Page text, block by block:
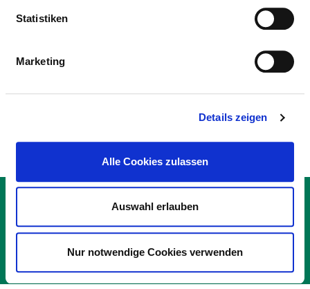
Statistiken
Marketing
Details zeigen
Alle Cookies zulassen
Auswahl erlauben
Nur notwendige Cookies verwenden
ORTHOPÄDIE UND SPEZIELLE
SCHMERZTHERAPIE
© DEUTSCHE KRANKENHAUS GESELLSCHAFT 2026
DATENSCHUTZ